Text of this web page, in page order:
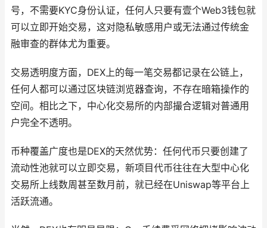
号，不需要KYC身份认证，任何人只要有壹个Web3钱包就
可以立即开始交易，这对隐私敏感用户或无法通过传统金
融审查的群体尤为重要。
交易透明度方面，DEX上的每一笔交易都记录在公链上，
任何人都可以通过区块链浏览器查询，不存在暗箱操作的
空间。相比之下，中心化交易所的内部撮合逻辑对普通用
户完全不透明。
币种覆盖广度也是DEX的天然优势：任何代币只要创建了
流动性池就可以立即交易，新项目代币往往在大型中心化
交易所上线数周甚至数月前，就已经在Uniswap等平台上
活跃流通。